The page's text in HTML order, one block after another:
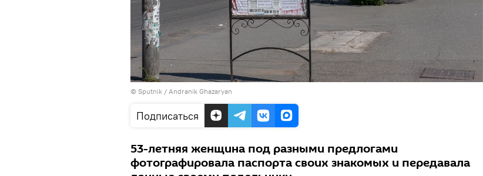
© Sputnik / Andranik Ghazaryan
Подписаться
53-летняя женщина под разными предлогами
фотографировала паспорта своих знакомых и передавала